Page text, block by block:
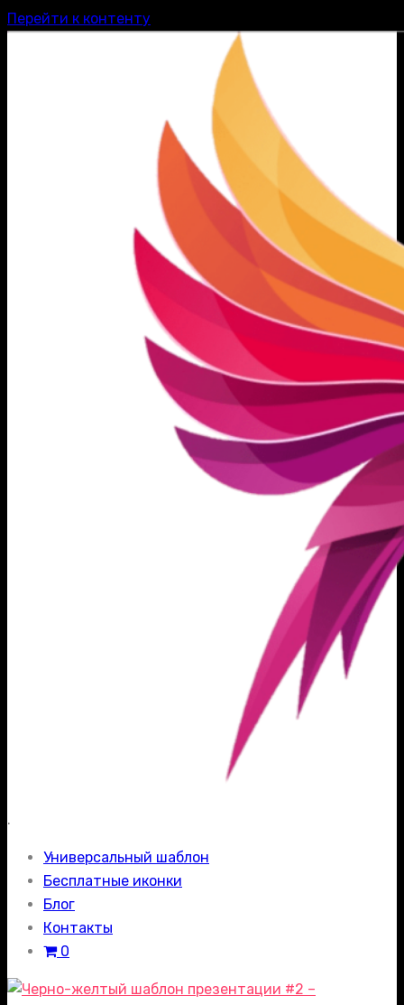
Перейти к контенту
.
Универсальный шаблон
Бесплатные иконки
Блог
Контакты
0